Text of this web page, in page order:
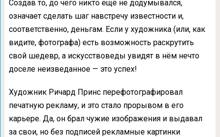
Создав то, до чего никто ещё не додумывался,
означает сделать шаг навстречу известности и,
соответственно, деньгам. Если у художника (или, как
видите, фотографа) есть возможность раскрутить
свой шедевр, а искусствоведы увидят в нём нечто
доселе неизведанное — это успех!
Художник Ричард Принс перефотографировал
печатную рекламу, и это стало прорывом в его
карьере. Да, он брал чужие изображения и выдавал
за свои, но без подписей рекламные картинки